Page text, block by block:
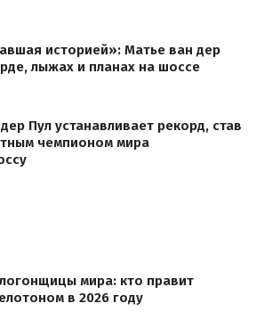
историей»: Матье ван дер
лыжах и планах на шоссе
Пул устанавливает рекорд, став
чемпионом мира
мира: кто правит
в 2026 году